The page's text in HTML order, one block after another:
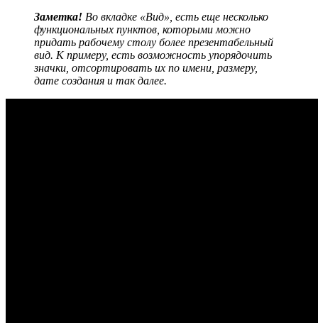
Заметка! Во вкладке «Вид», есть еще несколько
функциональных пунктов, которыми можно
придать рабочему столу более презентабельный
вид. К примеру, есть возможность упорядочить
значки, отсортировать их по имени, размеру,
дате создания и так далее.